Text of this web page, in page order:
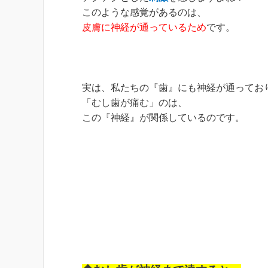
このような感覚があるのは、
皮膚に神経が通っているためです。
実は、私たちの『歯』にも神経が通ってお
「むし歯が痛む」のは、
この『神経』が関係しているのです。